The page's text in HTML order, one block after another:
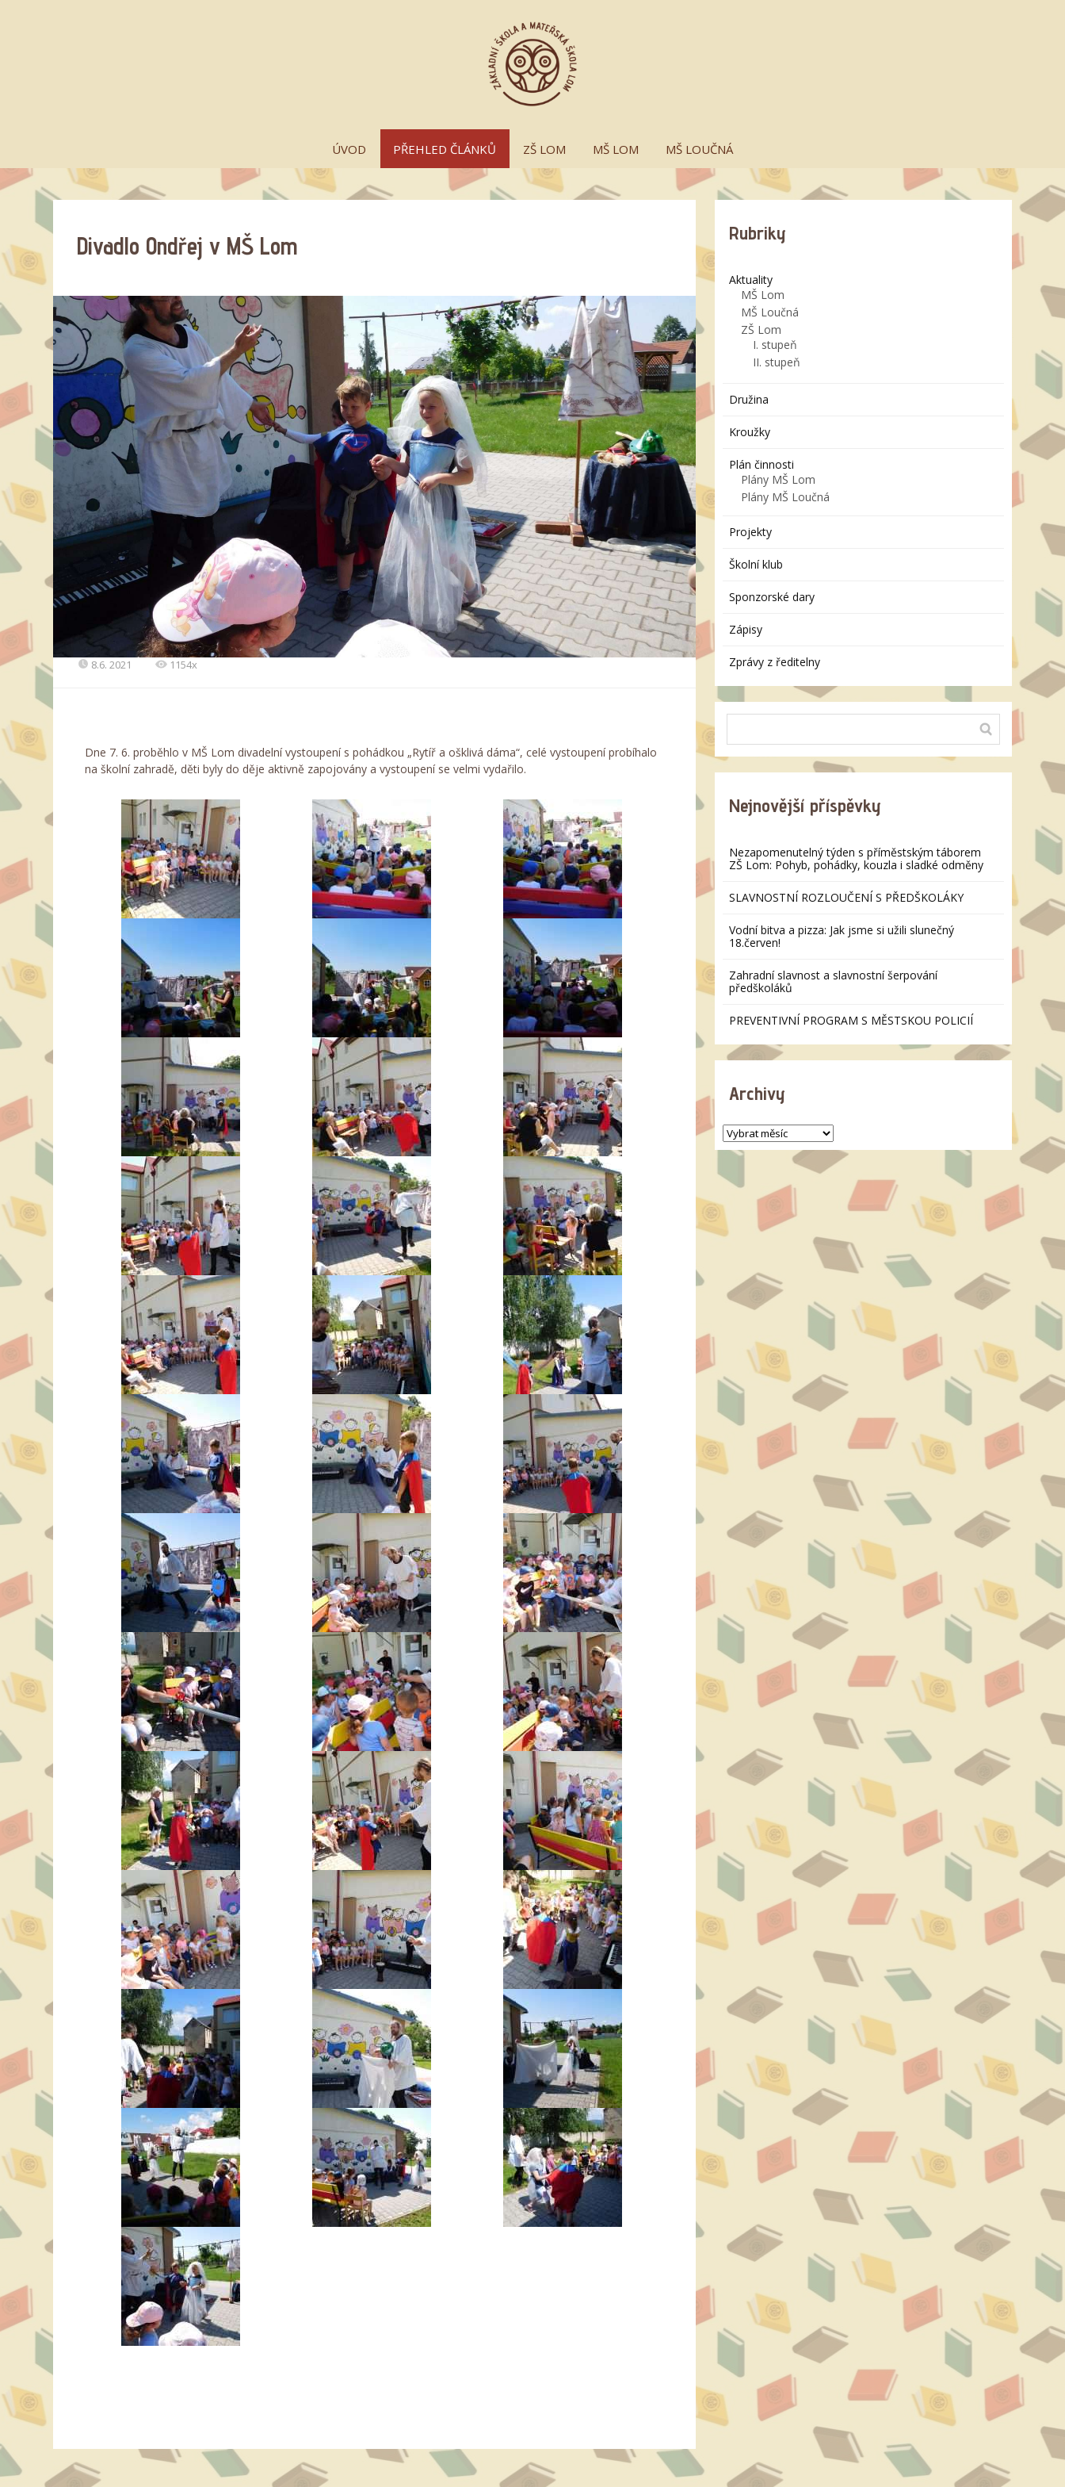
ÚVOD PŘEHLED ČLÁNKŮ ZŠ LOM MŠ LOM MŠ LOUČNÁ
Divadlo Ondřej v MŠ Lom
8.6. 2021 1154x
Dne 7. 6. proběhlo v MŠ Lom divadelní vystoupení s pohádkou „Rytíř a ošklivá dáma“, celé vystoupení probíhalo
na školní zahradě, děti byly do děje aktivně zapojovány a vystoupení se velmi vydařilo.
Rubriky
Aktuality
MŠ Lom
MŠ Loučná
ZŠ Lom
I. stupeň
II. stupeň
Družina
Kroužky
Plán činnosti
Plány MŠ Lom
Plány MŠ Loučná
Projekty
Školní klub
Sponzorské dary
Zápisy
Zprávy z ředitelny
Nejnovější příspěvky
Nezapomenutelný týden s příměstským táborem
ZŠ Lom: Pohyb, pohádky, kouzla i sladké odměny
SLAVNOSTNÍ ROZLOUČENÍ S PŘEDŠKOLÁKY
Vodní bitva a pizza: Jak jsme si užili slunečný
18.červen!
Zahradní slavnost a slavnostní šerpování
předškoláků
PREVENTIVNÍ PROGRAM S MĚSTSKOU POLICIÍ
Archivy